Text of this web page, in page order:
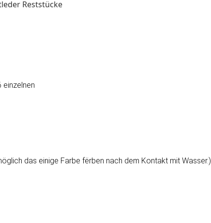
Reststücke
einzelnen
das einige Farbe fërben nach dem Kontakt mit Wasser.)